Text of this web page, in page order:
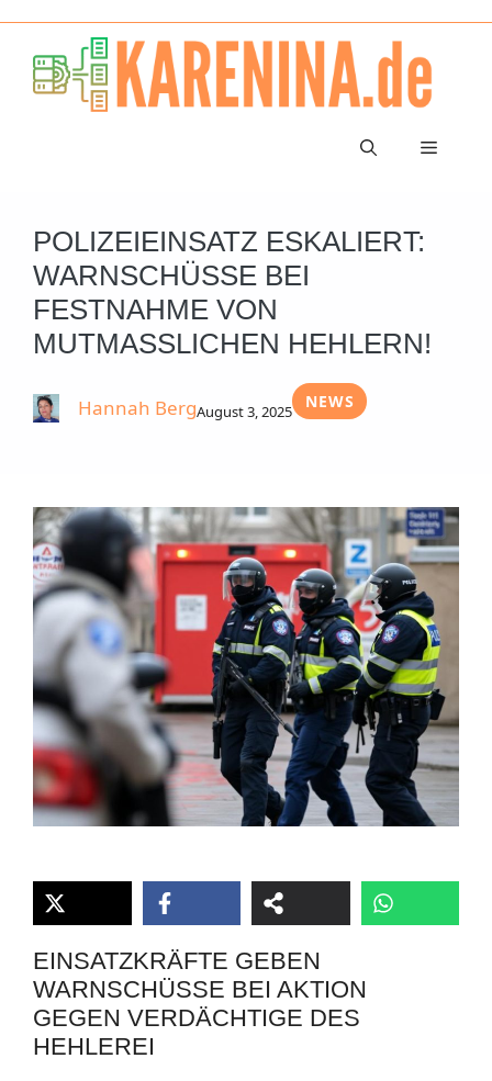
springen
Menü
POLIZEIEINSATZ ESKALIERT:
WARNSCHÜSSE BEI
FESTNAHME VON
MUTMASSLICHEN HEHLERN!
Hannah BergAugust 3, 2025 NEWS
EINSATZKRÄFTE GEBEN
WARNSCHÜSSE BEI AKTION
GEGEN VERDÄCHTIGE DES
HEHLEREI